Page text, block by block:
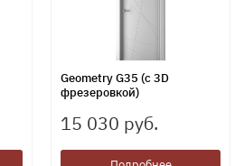
Geometry G35 (с 3D
фрезеровкой)
15 030 руб.